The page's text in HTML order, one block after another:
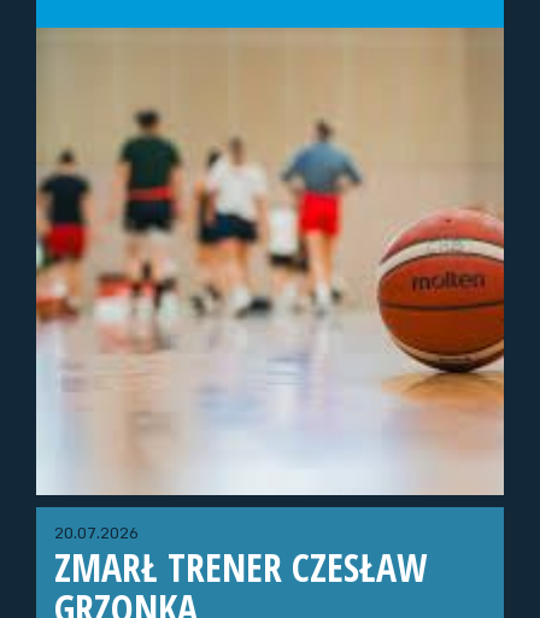
20.07.2026
ZMARŁ TRENER CZESŁAW